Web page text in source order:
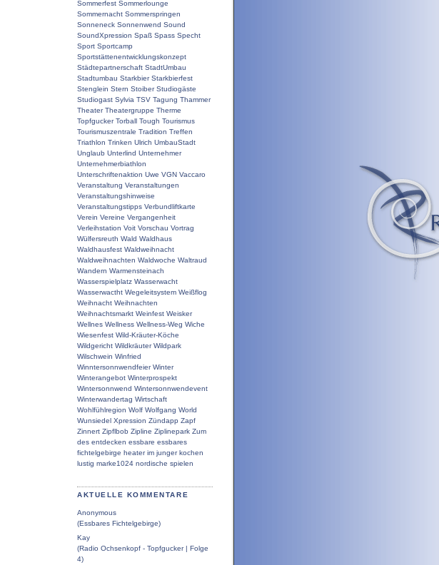
Sommerfest Sommerlounge
Sommernacht Sommerspringen
Sonneneck Sonnenwend Sound
SoundXpression Spaß Spass Specht
Sport Sportcamp
Sportstättenentwicklungskonzept
Städtepartnerschaft StadtUmbau
Stadtumbau Starkbier Starkbierfest
Stenglein Stern Stoiber Studiogäste
Studiogast Sylvia TSV Tagung Thammer
Theater Theatergruppe Therme
Topfgucker Torball Tough Tourismus
Tourismuszentrale Tradition Treffen
Triathlon Trinken Ulrich UmbauStadt
Unglaub Unterlind Unternehmer
Unternehmerbiathlon
Unterschriftenaktion Uwe VGN Vaccaro
Veranstaltung Veranstaltungen
Veranstaltungshinweise
Veranstaltungstipps Verbundliftkarte
Verein Vereine Vergangenheit
Verleihstation Voit Vorschau Vortrag
Wülfersreuth Wald Waldhaus
Waldhausfest Waldweihnacht
Waldweihnachten Waldwoche Waltraud
Wandern Warmensteinach
Wasserspielplatz Wasserwacht
Wasserwactht Wegeleitsystem Weißflog
Weihnacht Weihnachten
Weihnachtsmarkt Weinfest Weisker
Wellnes Wellness Wellness-Weg Wiche
Wiesenfest Wild-Kräuter-Köche
Wildgericht Wildkräuter Wildpark
Wilschwein Winfried
Winntersonnwendfeier Winter
Winterangebot Winterprospekt
Wintersonnwend Wintersonnwendevent
Winterwandertag Wirtschaft
Wohlfühlregion Wolf Wolfgang World
Wunsiedel Xpression Zündapp Zapf
Zinnert Zipflbob Zipline Ziplinepark Zum
des entdecken essbare essbares
fichtelgebirge heater im junger kochen
lustig marke1024 nordische spielen
AKTUELLE KOMMENTARE
Anonymous
(Essbares Fichtelgebirge)
Kay
(Radio Ochsenkopf - Topfgucker | Folge
4)